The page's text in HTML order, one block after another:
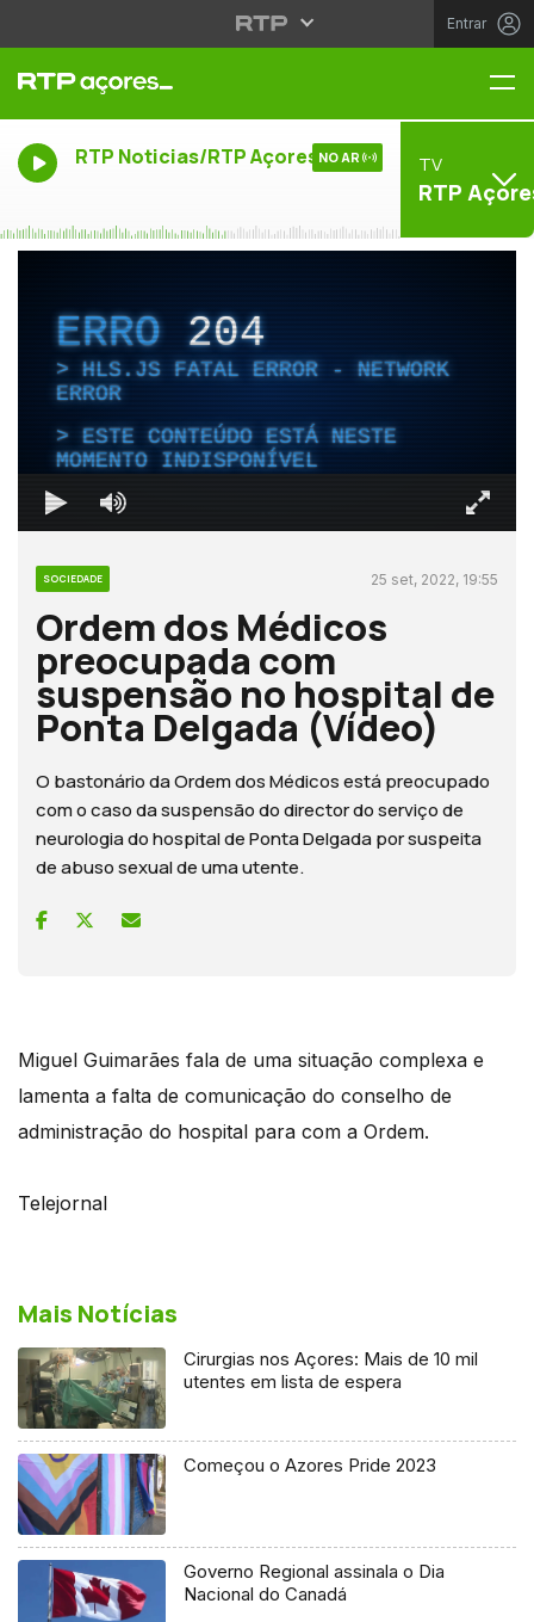
Entrar
RTP Noticias/RTP Açores NO AR TV
RTP
ERRO204
HLS.JS FATAL ERROR - NETWORK
ERROR
ESTE CONTEÚDO ESTÁ NESTE
MOMENTO INDISPONÍVEL
SOCIEDADE 25 set, 2022, 19:55
Ordem dos Médicos
preocupada com
suspensão no hospital de
Ponta Delgada (Vídeo)
O bastonário da Ordem dos Médicos está preocupado
com o caso da suspensão do director do serviço de
neurologia do hospital de Ponta Delgada por suspeita
de abuso sexual de uma utente.
Miguel Guimarães fala de uma situação complexa e
lamenta a falta de comunicação do conselho de
administração do hospital para com a Ordem.
Telejornal
Mais Notícias
Cirurgias nos Açores: Mais de 10 mil
utentes em lista de espera
Começou o Azores Pride 2023
Governo Regional assinala o Dia
Nacional do Canadá